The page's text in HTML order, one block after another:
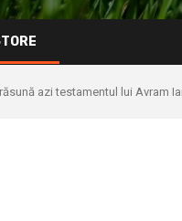
azi testamentul lui Avram